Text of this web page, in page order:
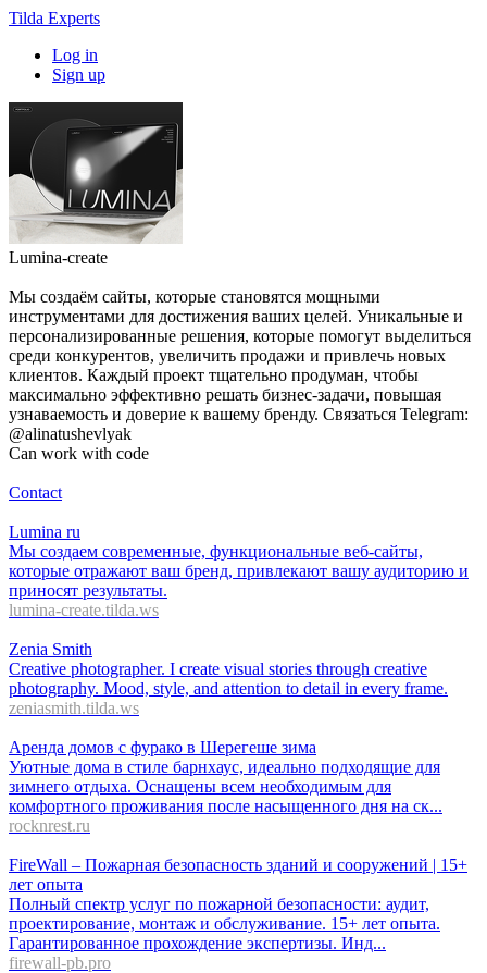
Tilda Experts
Log in
Sign up
Lumina-create
Мы создаём сайты, которые становятся мощными
инструментами для достижения ваших целей. Уникальные и
персонализированные решения, которые помогут выделиться
среди конкурентов, увеличить продажи и привлечь новых
клиентов. Каждый проект тщательно продуман, чтобы
максимально эффективно решать бизнес-задачи, повышая
узнаваемость и доверие к вашему бренду. Связаться Telegram:
@alinatushevlyak
Can work with code
Contact
Lumina ru
Мы создаем современные, функциональные веб-сайты,
которые отражают ваш бренд, привлекают вашу аудиторию и
приносят результаты.
lumina-create.tilda.ws
Zenia Smith
Creative photographer. I create visual stories through creative
photography. Mood, style, and attention to detail in every frame.
zeniasmith.tilda.ws
Аренда домов с фурако в Шерегеше зима
Уютные дома в стиле барнхаус, идеально подходящие для
зимнего отдыха. Оснащены всем необходимым для
комфортного проживания после насыщенного дня на ск...
rocknrest.ru
FireWall – Пожарная безопасность зданий и сооружений | 15+
лет опыта
Полный спектр услуг по пожарной безопасности: аудит,
проектирование, монтаж и обслуживание. 15+ лет опыта.
Гарантированное прохождение экспертизы. Инд...
firewall-pb.pro